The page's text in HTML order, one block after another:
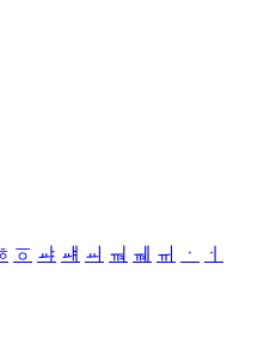
ㆆ ㆇ ㆈ ㆉ ㆊ ㆋ ㆌ ㆍ
ㆎ